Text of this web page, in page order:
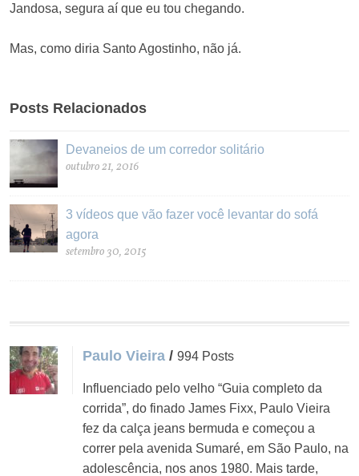
Jandosa, segura aí que eu tou chegando.
Mas, como diria Santo Agostinho, não já.
Posts Relacionados
Devaneios de um corredor solitário
outubro 21, 2016
3 vídeos que vão fazer você levantar do sofá
agora
setembro 30, 2015
Paulo Vieira /994 Posts
Influenciado pelo velho “Guia completo da
corrida”, do finado James Fixx, Paulo Vieira
fez da calça jeans bermuda e começou a
correr pela avenida Sumaré, em São Paulo, na
adolescência, nos anos 1980. Mais tarde,